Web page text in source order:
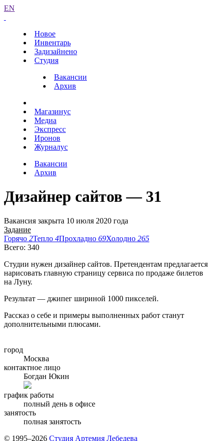
EN
Новое
Инвентарь
Задизайнено
Студия
Вакансии
Архив
Магазинус
Медиа
Экспресс
Иронов
Журналус
Вакансии
Архив
Дизайнер сайтов — 31
Вакансия закрыта 10 июля 2020 года
Задание
Горячо 2Тепло 4Прохладно 69Холодно 265
Всего: 340
Студии нужен дизайнер сайтов. Претендентам предлагается
нарисовать главную страницу сервиса по продаже билетов
на Луну.
Результат — джипег шириной 1000 пикселей.
Рассказ о себе и примеры выполненных работ станут
дополнительными плюсами.
город
Москва
контактное лицо
Богдан Юкин
график работы
полный день в офисе
занятость
полная занятость
© 1995–2026 Студия Артемия Лебедева